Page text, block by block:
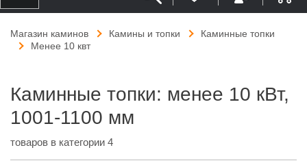
Магазин каминов Камины и топки
Каминные топки
Менее 10 квт
Каминные топки: менее 10 кВт,
1001-1100 мм
товаров в категории 4